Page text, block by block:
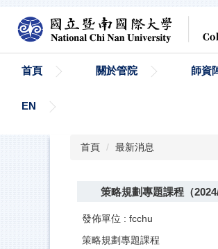
要
首頁 關於管院 師資
EN
首頁 最新消息
策略規劃專題課程（2024/
發佈單位 : fcchu
策略規劃專題課程